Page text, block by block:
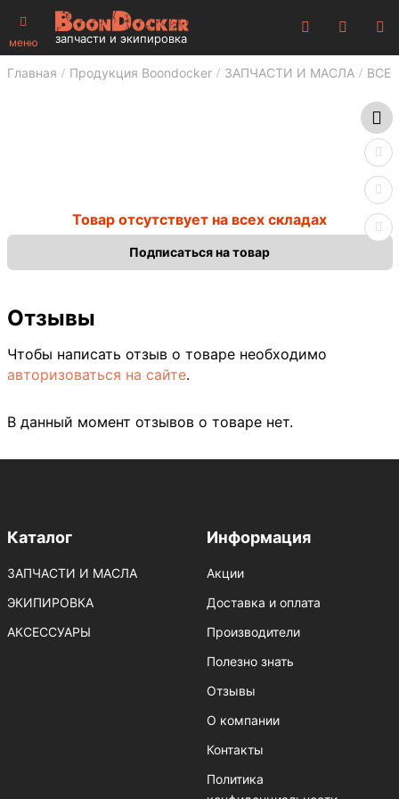
меню запчасти и экипировка
Главная Продукция Boondocker ЗАПЧАСТИ И МАСЛА ВСЕ
Товар отсутствует на всех складах
Подписаться на товар
Отзывы
Чтобы написать отзыв о товаре необходимо
авторизоваться на сайте.
В данный момент отзывов о товаре нет.
Каталог
ЗАПЧАСТИ И МАСЛА
ЭКИПИРОВКА
АКСЕССУАРЫ
Информация
Акции
Доставка и оплата
Производители
Полезно знать
Отзывы
О компании
Контакты
Политика